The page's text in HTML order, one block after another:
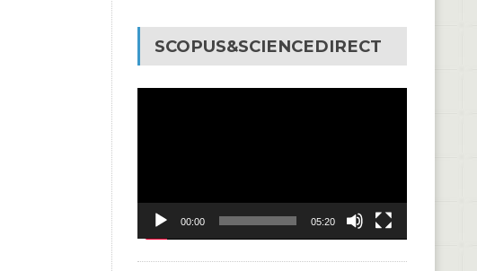
SCOPUS&SCIENCEDIRECT
00:00 05:20